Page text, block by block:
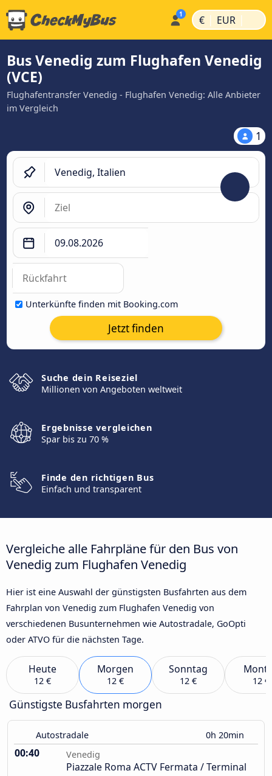
€ | EUR |
Bus Venedig zum Flughafen Venedig
(VCE)
Flughafentransfer Venedig - Flughafen Venedig: Alle Anbieter
im Vergleich
1
Unterkünfte finden mit Booking.com
Jetzt finden
Suche dein Reiseziel
Millionen von Angeboten weltweit
Ergebnisse vergleichen
Spar bis zu 70 %
Finde den richtigen Bus
Einfach und transparent
Vergleiche alle Fahrpläne für den Bus von
Venedig zum Flughafen Venedig
Hier ist eine Auswahl der günstigsten Busfahrten aus dem
Fahrplan von Venedig zum Flughafen Venedig von
verschiedenen Busunternehmen wie Autostradale, GoOpti
oder ATVO für die nächsten Tage.
Heute
12 €
Morgen
12 €
Sonntag
12 € 12 €
Günstigste Busfahrten morgen
Autostradale 0h 20min
00:40 Venedig
Piazzale Roma ACTV Fermata / Terminal